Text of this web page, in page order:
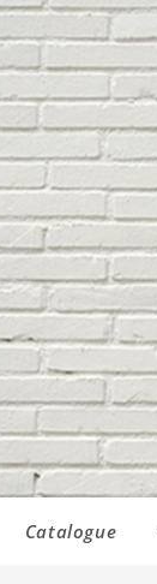
Catalogue